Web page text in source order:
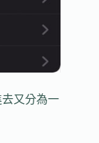
又分為一